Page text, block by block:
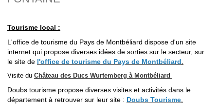
Tourisme local :
L'office de tourisme du Pays de Montbéliard dispose d'un site
internet qui propose diverses idées de sorties sur le secteur, sur
le site de l'office de tourisme du Pays de Montbéliard
Visite du Château des Ducs Wurtemberg à Montbéliard
Doubs tourisme propose diverses visites et activités dans le
département à retrouver sur leur site : Doubs Tourisme